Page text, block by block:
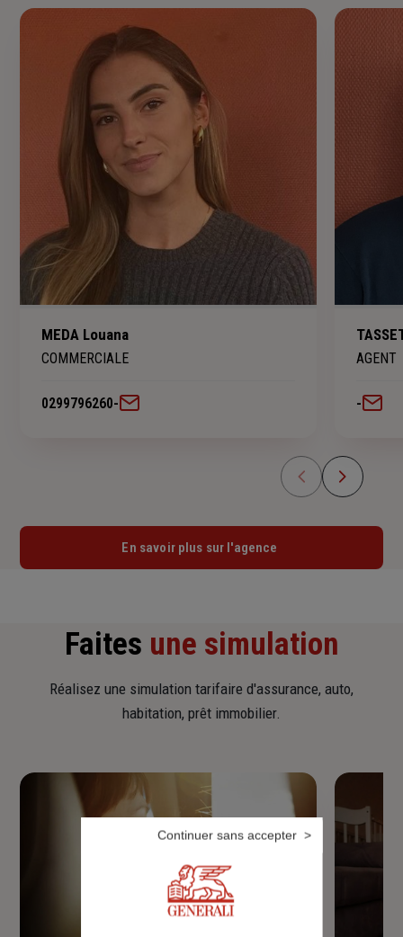
MEDA Louana
COMMERCIALE
0299796260-
AGENT
-
En savoir plus sur l'agence
Faites une simulation
Réalisez une simulation tarifaire d'assurance, auto,
habitation, prêt immobilier.
Continuer sans accepter